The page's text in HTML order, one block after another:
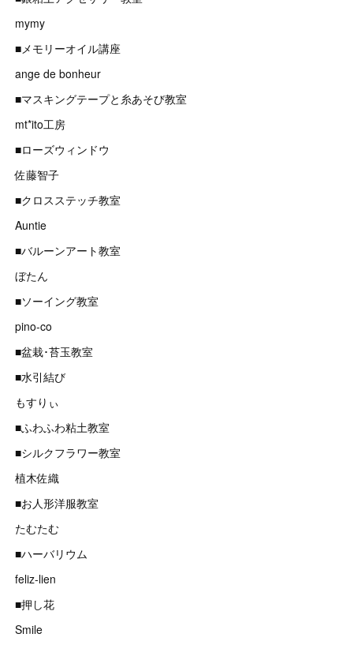
mymy
■メモリーオイル講座
ange de bonheur
■マスキングテープと糸あそび教室
mt*ito工房
■ローズウィンドウ
佐藤智子
■クロスステッチ教室
Auntie
■バルーンアート教室
ぼたん
■ソーイング教室
pino-co
■盆栽･苔玉教室
■水引結び
もすりぃ
■ふわふわ粘土教室
■シルクフラワー教室
植木佐織
■お人形洋服教室
たむたむ
■ハーバリウム
feliz-lien
■押し花
Smile